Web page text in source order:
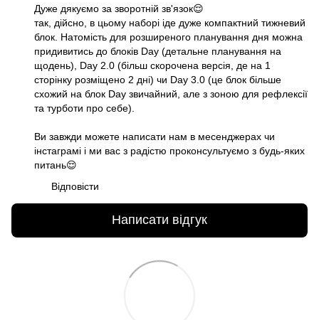
Дуже дякуємо за зворотній зв'язок😌
так, дійсно, в цьому наборі іде дуже компактний тижневий
блок. Натомість для розширеного планування дня можна
придивитись до блоків Day (детальне планування на
щодень), Day 2.0 (більш скорочена версія, де на 1
сторінку розміщено 2 дні) чи Day 3.0 (це блок більше
схожий на блок Day звичайний, але з зоною для рефлексії
та турботи про себе).
Ви завжди можете написати нам в месенджерах чи
інстаграмі і ми вас з радістю проконсультуємо з будь-яких
питань😌
Відповісти
Написати відгук